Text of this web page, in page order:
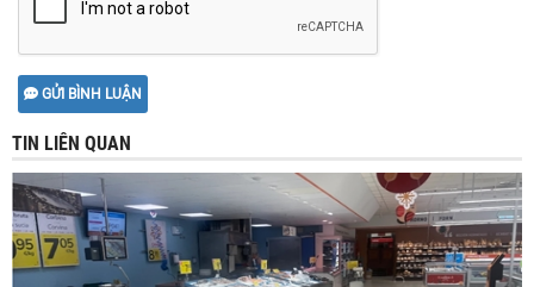
GỬI BÌNH LUẬN
TIN LIÊN QUAN